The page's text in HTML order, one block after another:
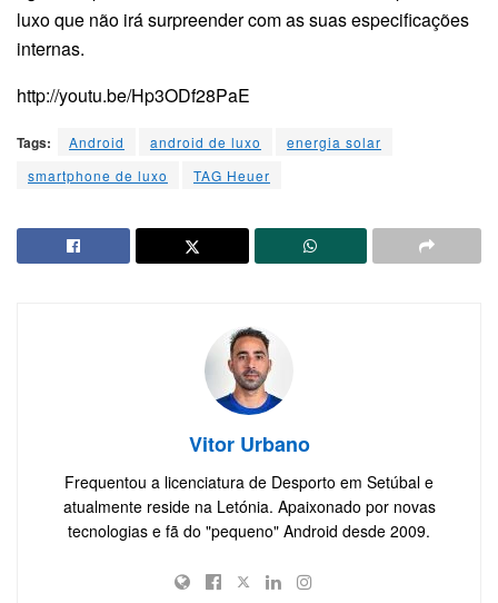
luxo que não irá surpreender com as suas especificações
internas.
http://youtu.be/Hp3ODf28PaE
Tags: Android android de luxo
energia solar
smartphone de luxo
TAG Heuer
Vitor Urbano
Frequentou a licenciatura de Desporto em Setúbal e
atualmente reside na Letónia. Apaixonado por novas
tecnologias e fã do "pequeno" Android desde 2009.